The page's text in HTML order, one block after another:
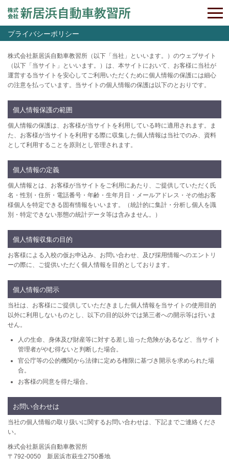
プライバシーポリシー
株式会社新居浜自動車教習所（以下「当社」といいます。）のウェブサイト
（以下「当サイト」といいます。）は、本サイトにおいて、お客様に当社が
運営する当サイトを安心してご利用いただくために個人情報の保護には細心
の注意を払っています。当サイトの個人情報の保護は以下のとおりです。
個人情報保護の範囲
個人情報の保護は、お客様が当サイトを利用している時に適用されます。ま
た、お客様が当サイトを利用する際に収集した個人情報は当社でのみ、資料
として利用することを原則とし管理されます。
個人情報の定義
個人情報とは、お客様が当サイトをご利用にあたり、ご提供していただく氏
名・性別・住所・電話番号・年齢・生年月日・メールアドレス・その他お客
様個人を特定できる固有情報をいいます。（統計的に集計・分析し個人を識
別・特定できない形態の統計データ等は含みません。）
個人情報収集の目的
お客様による入校の仮お申込み、お問い合わせ、及び採用情報へのエントリ
ーの際に、ご提供いただく個人情報を目的としております。
個人情報の開示
当社は、お客様にご提供していただきました個人情報を当サイトの使用目的
以外に利用しないものとし、以下の目的以外では第三者への開示等は行いま
せん。
人の生命、身体及び財産等に対する差し迫った危険があるなど、当サイト
管理者がやむ得ないと判断した場合。
官公庁等の公的機関から法律に定める権限に基づき開示を求められた場
合。
お客様の同意を得た場合。
お問い合わせは
当社の個人情報の取り扱いに関するお問い合わせは、下記までご連絡くださ
い。
株式会社新居浜自動車教習所
〒792-0050 新居浜市萩生2750番地